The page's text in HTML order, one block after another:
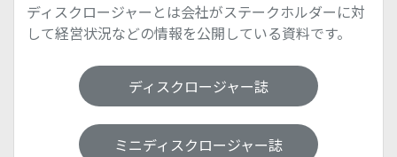
ディスクロージャーとは会社がステークホルダーに対
して経営状況などの情報を公開している資料です。
ディスクロージャー誌
ミニディスクロージャー誌